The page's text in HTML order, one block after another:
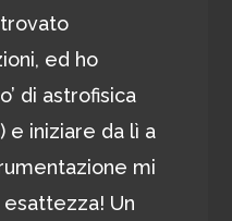
ed ho
di astrofisica
e iniziare da lì a
mi
Un